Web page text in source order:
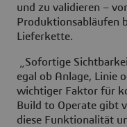
und zu validieren –
Produktionsabläufen
Lieferkette.
„Sofortige
egal ob Anlage, Linie
wichtiger Faktor für
Build to Operate gibt
diese Funktionalität